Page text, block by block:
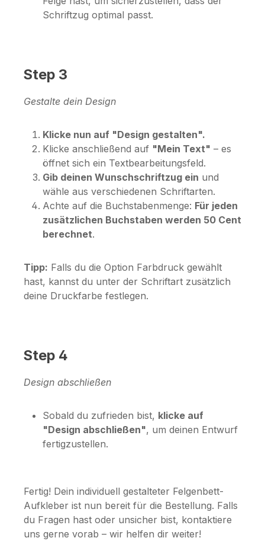
Schriftzug optimal passt.
Step 3
Gestalte dein Design
Klicke nun auf "Design gestalten".
Klicke anschließend auf "Mein Text" – es
öffnet sich ein Textbearbeitungsfeld.
Gib deinen Wunschschriftzug ein und
wähle aus verschiedenen Schriftarten.
Achte auf die Buchstabenmenge: Für jeden
zusätzlichen Buchstaben werden 50 Cent
berechnet.
Tipp: Falls du die Option Farbdruck gewählt
hast, kannst du unter der Schriftart zusätzlich
deine Druckfarbe festlegen.
Step 4
Design abschließen
Sobald du zufrieden bist, klicke auf
"Design abschließen", um deinen Entwurf
fertigzustellen.
Fertig! Dein individuell gestalteter Felgenbett-
Aufkleber ist nun bereit für die Bestellung. Falls
du Fragen hast oder unsicher bist, kontaktiere
uns gerne vorab – wir helfen dir weiter!